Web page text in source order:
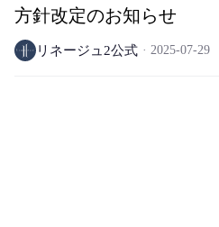
方針改定のお知らせ
リネージュ2公式 2025-07-29